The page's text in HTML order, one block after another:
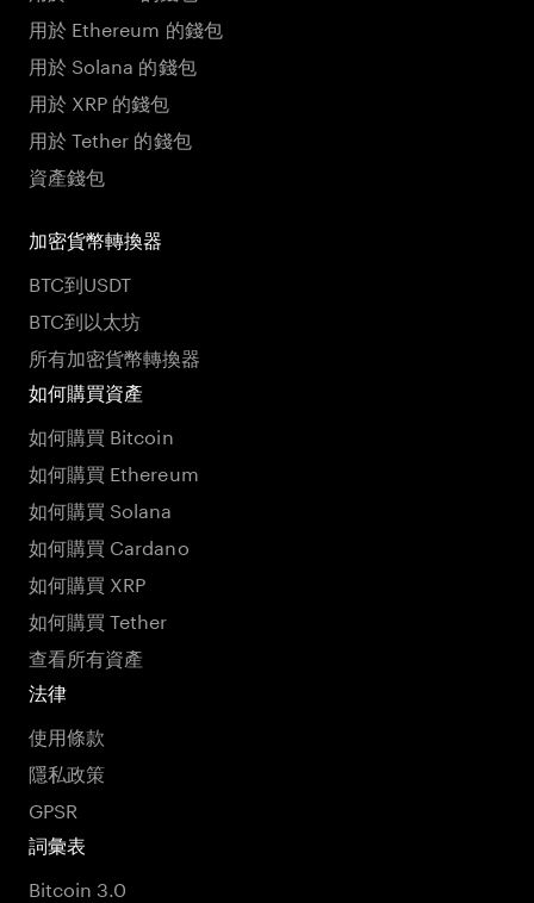
用於 Ethereum 的錢包
用於 Solana 的錢包
用於 XRP 的錢包
用於 Tether 的錢包
資產錢包
加密貨幣轉換器
BTC到USDT
BTC到以太坊
所有加密貨幣轉換器
如何購買資產
如何購買 Bitcoin
如何購買 Ethereum
如何購買 Solana
如何購買 Cardano
如何購買 XRP
如何購買 Tether
查看所有資產
法律
使用條款
隱私政策
GPSR
詞彙表
Bitcoin 3.0